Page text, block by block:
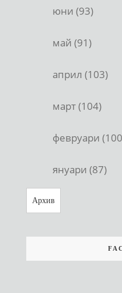
юни (93)
май (91)
април (103)
март (104)
февруари
януари (87)
Архив